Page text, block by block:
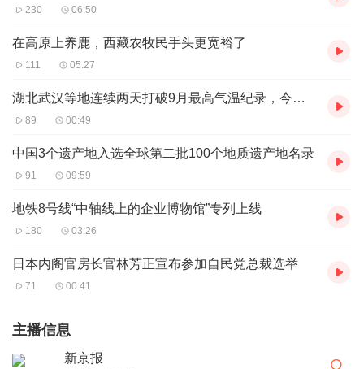
230 06:50
在高原上养鹿，西藏农牧民手头更宽裕了
111 05:27
湖北武汉等地连续两天打破9月最高气温纪录，今日高温有所缩减
89 00:49
中国3个遗产地入选全球第二批100个地质遗产地名录
91 09:59
地铁8号线“中轴线上的企业博物馆”专列上线
180 03:26
日本内阁官房长官林芳正宣布参加自民党总裁选举
71 00:41
主播信息
新京报